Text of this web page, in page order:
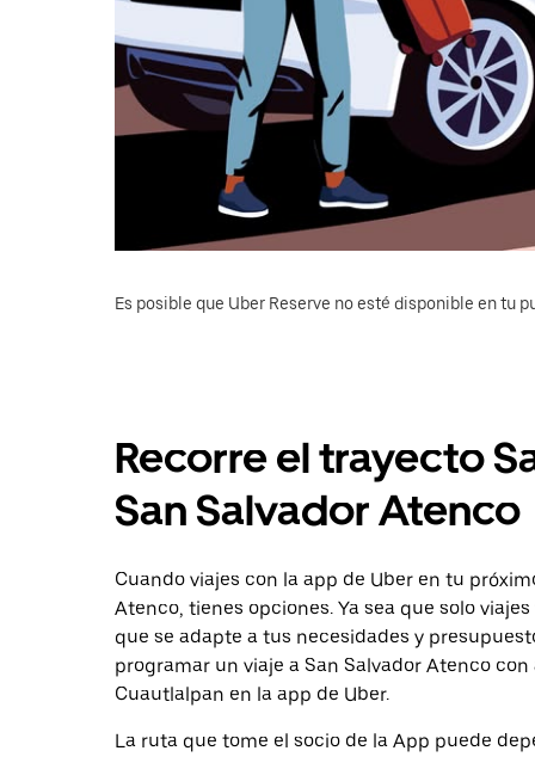
Es posible que Uber Reserve no esté disponible en tu
Recorre el trayecto
San Salvador Atenco
Cuando viajes con la app de Uber en tu
Atenco, tienes opciones. Ya sea que solo
que se adapte a tus necesidades y
programar un viaje a San Salvador Atenco
Cuautlalpan en la app de Uber.
La ruta que tome el socio de la App puede